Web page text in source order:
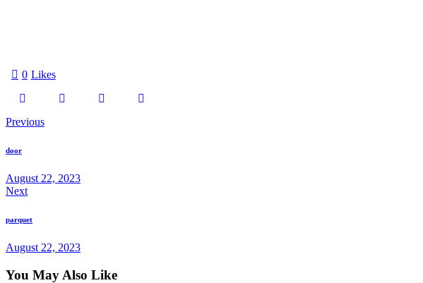
0 Likes
Previous
door
August 22, 2023
Next
parquet
August 22, 2023
You May Also Like